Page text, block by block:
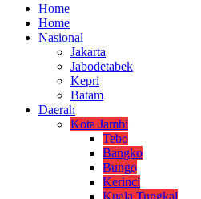
Home
Home
Nasional
Jakarta
Jabodetabek
Kepri
Batam
Daerah
Kota Jambi
Tebo
Bangko
Bungo
Kerinci
Kuala Tungkal